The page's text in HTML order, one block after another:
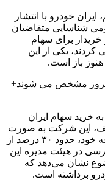
خودرو با انتشار
شناسایی متقاضیان
برای سهام
کردند، یکی از این
باز است.
مشخص می شوند+
تدریج اقدام به خرید سهام ایران
این شرکت به صورت
مستقیم و از طریق شرکت‌های زیرمجموعه خود، حدود ۳۰ درصد از
در هیئت مدیره این
نشان می‌دهد که
برداشته است.